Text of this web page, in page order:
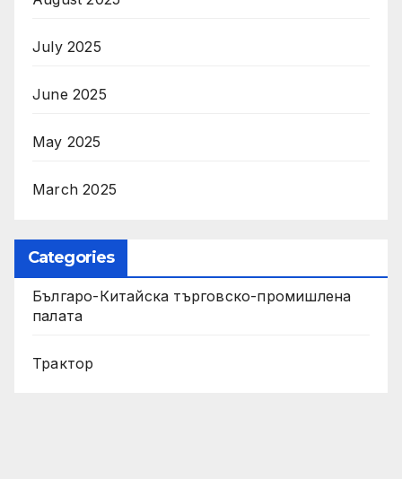
July 2025
June 2025
May 2025
March 2025
Categories
Българо-Китайска търговско-промишлена
палата
Трактор